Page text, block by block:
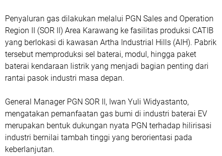
Penyaluran gas dilakukan melalui PGN Sales and Operation
Region II (SOR II) Area Karawang ke fasilitas produksi CATIB
yang berlokasi di kawasan Artha Industrial Hills (AIH). Pabrik
tersebut memproduksi sel baterai, modul, hingga paket
baterai kendaraan listrik yang menjadi bagian penting dari
rantai pasok industri masa depan.
General Manager PGN SOR II, Iwan Yuli Widyastanto,
mengatakan pemanfaatan gas bumi di industri baterai EV
merupakan bentuk dukungan nyata PGN terhadap hilirisasi
industri bernilai tambah tinggi yang berorientasi pada
keberlanjutan.